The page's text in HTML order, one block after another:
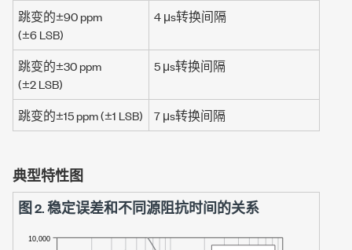
跳变的±90 ppm
(±6 LSB)
4 μs转换间隔
跳变的±30 ppm
(±2 LSB)
5 μs转换间隔
跳变的±15 ppm(±1 LSB) 7 μs转换间隔
典型特性图
图 2.稳定误差和不同源阻抗时间的关系